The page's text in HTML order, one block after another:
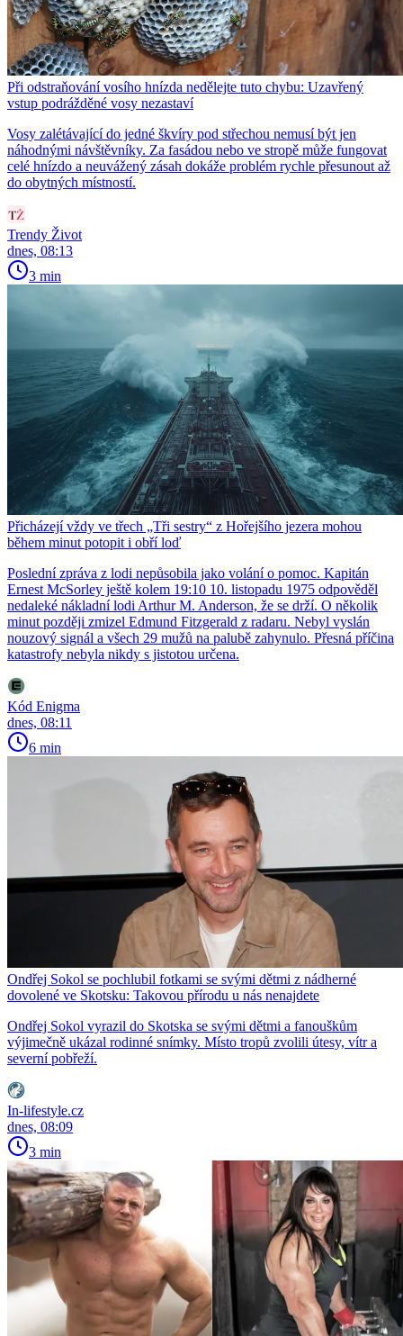
Při odstraňování vosího hnízda nedělejte tuto chybu: Uzavřený
vstup podrážděné vosy nezastaví
Vosy zalétávající do jedné škvíry pod střechou nemusí být jen
náhodnými návštěvníky. Za fasádou nebo ve stropě může fungovat
celé hnízdo a neuvážený zásah dokáže problém rychle přesunout až
do obytných místností.
Trendy Život
dnes, 08:13
3 min
Přicházejí vždy ve třech „Tři sestry“ z Hořejšího jezera mohou
během minut potopit i obří loď
Poslední zpráva z lodi nepůsobila jako volání o pomoc. Kapitán
Ernest McSorley ještě kolem 19:10 10. listopadu 1975 odpověděl
nedaleké nákladní lodi Arthur M. Anderson, že se drží. O několik
minut později zmizel Edmund Fitzgerald z radaru. Nebyl vyslán
nouzový signál a všech 29 mužů na palubě zahynulo. Přesná příčina
katastrofy nebyla nikdy s jistotou určena.
Kód Enigma
dnes, 08:11
6 min
Ondřej Sokol se pochlubil fotkami se svými dětmi z nádherné
dovolené ve Skotsku: Takovou přírodu u nás nenajdete
Ondřej Sokol vyrazil do Skotska se svými dětmi a fanouškům
výjimečně ukázal rodinné snímky. Místo tropů zvolili útesy, vítr a
severní pobřeží.
In-lifestyle.cz
dnes, 08:09
3 min